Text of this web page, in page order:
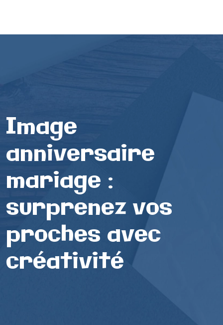
Image
anniversaire
mariage :
surprenez vos
proches avec
créativité